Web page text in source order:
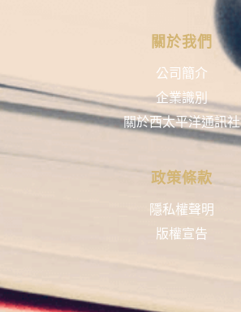
關於我們
公司簡介
企業識別
關於西太平洋通訊社
政策條款
隱私權聲明
版權宣告